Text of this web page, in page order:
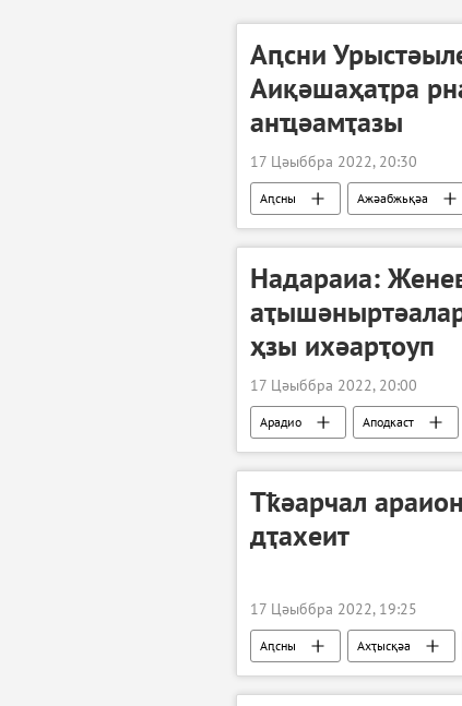
Аԥсни
Аиқәшаҳаҭра
анҵәамҭазы
17 Цәыббра 2022, 20:30
Аԥсны Ажәабжьқәа
Надараиа:
ҳзы ихәарҭоуп
17 Цәыббра 2022, 20:00
Арадио Аподкаст
Тҟәарчал
дҭахеит
17 Цәыббра 2022, 19:25
Аԥсны Ахҭысқәа